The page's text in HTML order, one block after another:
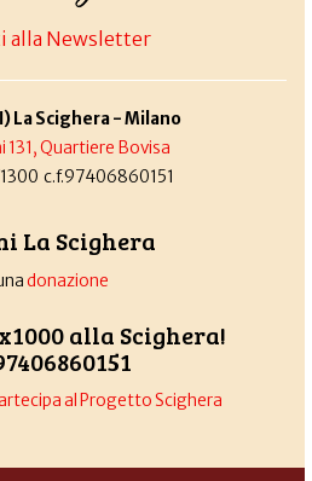
alla Newsletter
La Scighera - Milano
131, Quartiere Bovisa
c.f.97406860151
La Scighera
donazione
alla Scighera!
al Progetto Scighera